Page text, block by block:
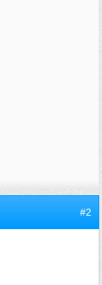
#2